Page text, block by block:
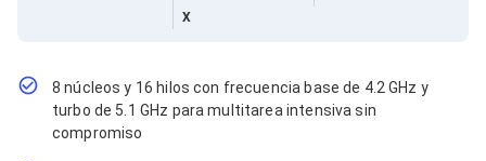
Conectores
Tapas y Cajas
Herramientas para Cables
X
8 núcleos y 16 hilos con frecuencia base de 4.2 GHz y
turbo de 5.1 GHz para multitarea intensiva sin
compromiso